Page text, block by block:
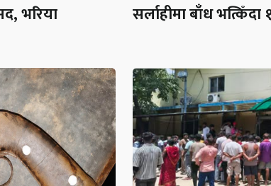
भरिया सर्लाहीमा बाँध